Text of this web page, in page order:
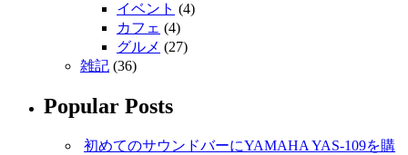
イベント (4)
カフェ (4)
グルメ (27)
雑記 (36)
Popular Posts
初めてのサウンドバーにYAMAHA YAS-109を購